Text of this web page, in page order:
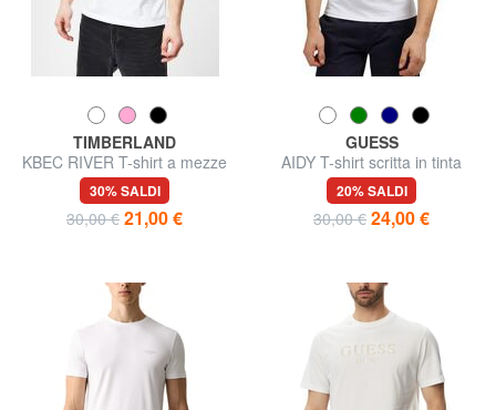
TIMBERLAND
KBEC RIVER T-shirt a mezze
maniche
30% SALDI
30,00 € 21,00 €
GUESS
AIDY T-shirt scritta in tinta
20% SALDI
30,00 € 24,00 €